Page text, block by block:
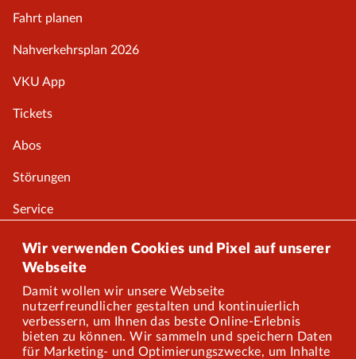
Wir verwenden Cookies und Pixel auf unserer
Webseite
Damit wollen wir unsere Webseite
nutzerfreundlicher gestalten und kontinuierlich
verbessern, um Ihnen das beste Online-Erlebnis
bieten zu können. Wir sammeln und speichern Daten
für Marketing- und Optimierungszwecke, um Inhalte
Fahrt planen
Nahverkehrsplan 2026
VKU App
Tickets
Abos
Störungen
Service
Onlineshop
Über uns
Karriere